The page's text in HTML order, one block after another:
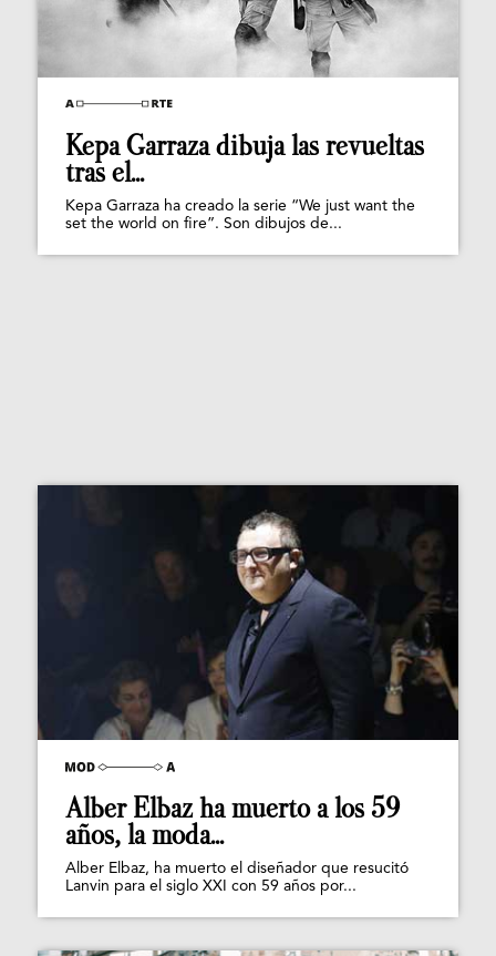
Kepa Garraza dibuja las revueltas
tras el...
Kepa Garraza ha creado la serie “We just want the
set the world on fire”. Son dibujos de...
Alber Elbaz ha muerto a los 59
años, la moda...
Alber Elbaz, ha muerto el diseñador que resucitó
Lanvin para el siglo XXI con 59 años por...